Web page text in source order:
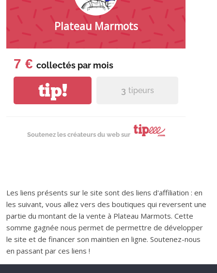
Plateau Marmots
7 € collectés par mois
tip! 3 tipeurs
Soutenez les créateurs du web sur
Les liens présents sur le site sont des liens d'affiliation : en
les suivant, vous allez vers des boutiques qui reversent une
partie du montant de la vente à Plateau Marmots. Cette
somme gagnée nous permet de permettre de développer
le site et de financer son maintien en ligne. Soutenez-nous
en passant par ces liens !